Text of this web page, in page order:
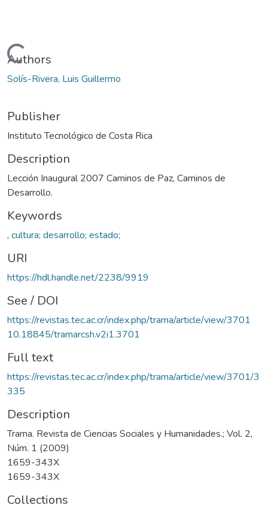
Loading...
Authors
Solís-Rivera, Luis Guillermo
Publisher
Instituto Tecnológico de Costa Rica
Description
Lección Inaugural 2007 Caminos de Paz, Caminos de
Desarrollo.
Keywords
, cultura; desarrollo; estado;
URI
https://hdl.handle.net/2238/9919
See / DOI
https://revistas.tec.ac.cr/index.php/trama/article/view/3701
10.18845/tramarcsh.v2i1.3701
Full text
https://revistas.tec.ac.cr/index.php/trama/article/view/3701/3
335
Description
Trama. Revista de Ciencias Sociales y Humanidades.; Vol. 2,
Núm. 1 (2009)
1659-343X
1659-343X
Collections